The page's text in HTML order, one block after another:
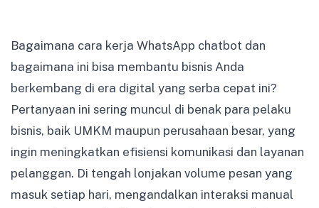
Bagaimana cara kerja WhatsApp chatbot dan
bagaimana ini bisa membantu bisnis Anda
berkembang di era digital yang serba cepat ini?
Pertanyaan ini sering muncul di benak para pelaku
bisnis, baik UMKM maupun perusahaan besar, yang
ingin meningkatkan efisiensi komunikasi dan layanan
pelanggan. Di tengah lonjakan volume pesan yang
masuk setiap hari, mengandalkan interaksi manual